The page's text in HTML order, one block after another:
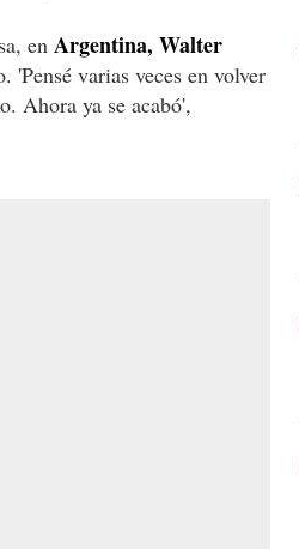
en Argentina, Walter
varias veces en volver
Ahora ya se acabó',